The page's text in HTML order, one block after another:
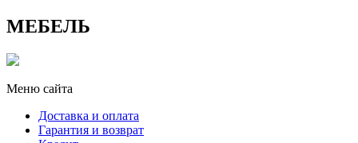
МЕБЕЛЬ
Меню сайта
Доставка и оплата
Гарантия и возврат